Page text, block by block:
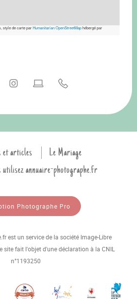
style de carte parHumanitarian OpenStreetMaphébergé par
articles
Le Mariage
annuaire-photographe.fr
Photographe Pro
est un service de la société Image-Libre
site fait l'objet d'une déclaration à la CNIL
n°1193250